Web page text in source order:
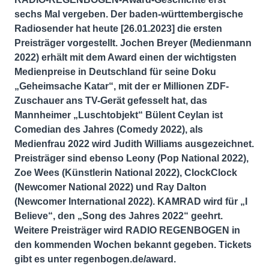
sechs Mal vergeben. Der baden-württembergische
Radiosender hat heute [26.01.2023] die ersten
Preisträger vorgestellt. Jochen Breyer (Medienmann
2022) erhält mit dem Award einen der wichtigsten
Medienpreise in Deutschland für seine Doku
„Geheimsache Katar“, mit der er Millionen ZDF-
Zuschauer ans TV-Gerät gefesselt hat, das
Mannheimer „Luschtobjekt“ Bülent Ceylan ist
Comedian des Jahres (Comedy 2022), als
Medienfrau 2022 wird Judith Williams ausgezeichnet.
Preisträger sind ebenso Leony (Pop National 2022),
Zoe Wees (Künstlerin National 2022), ClockClock
(Newcomer National 2022) und Ray Dalton
(Newcomer International 2022). KAMRAD wird für „I
Believe“, den „Song des Jahres 2022“ geehrt.
Weitere Preisträger wird RADIO REGENBOGEN in
den kommenden Wochen bekannt gegeben. Tickets
gibt es unter regenbogen.de/award.